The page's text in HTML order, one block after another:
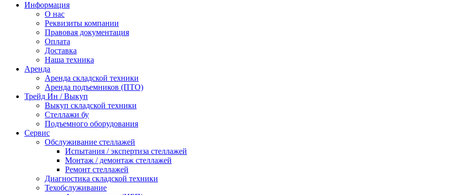
Информация
О нас
Реквизиты компании
Правовая документация
Оплата
Доставка
Наша техника
Аренда
Аренда складской техники
Аренда подъемников (ПТО)
Трейд Ин / Выкуп
Выкуп складской техники
Стеллажи бу
Подъемного оборудования
Сервис
Обслуживание стеллажей
Испытания / экспертиза стеллажей
Монтаж / демонтаж стеллажей
Ремонт стеллажей
Диагностика складской техники
Техобслуживание